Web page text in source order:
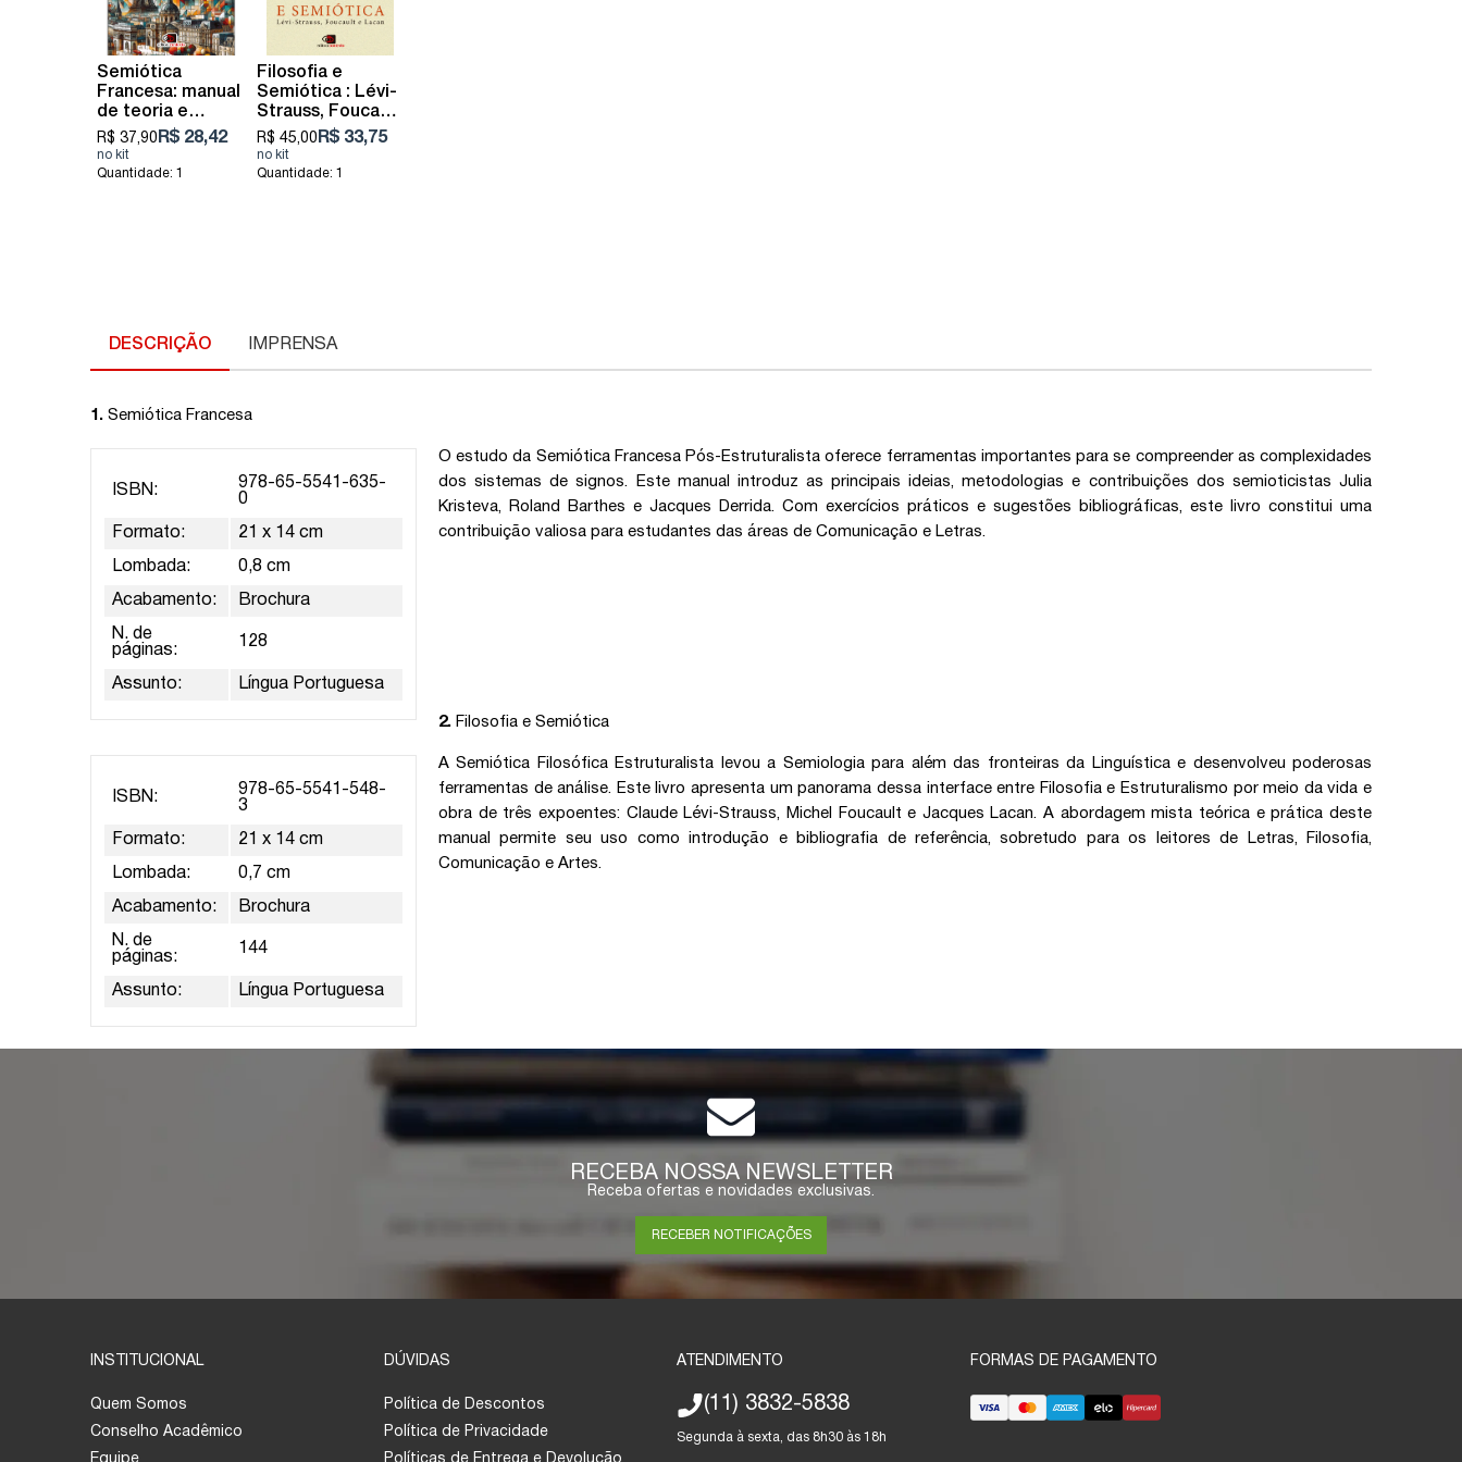
Semiótica
Francesa: manual
de teoria e
prática
R$ 37,90 R$ 28,42
Quantidade: 1
Filosofia e
Semiótica : Lévi-
Strauss, Foucault
e Lacan
R$ 45,00 R$ 33,75
Quantidade: 1
DESCRIÇÃO IMPRENSA
1. Semiótica Francesa
ISBN:
978-65-5541-635-
0
Formato: 21 x 14 cm
Lombada: 0,8 cm
Acabamento: Brochura
N. de
páginas:
128
Assunto: Língua Portuguesa
O estudo da Semiótica Francesa Pós-Estruturalista oferece ferramentas importantes para se compreender as complexidades
dos sistemas de signos. Este manual introduz as principais ideias, metodologias e contribuições dos semioticistas Julia
Kristeva, Roland Barthes e Jacques Derrida. Com exercícios práticos e sugestões bibliográficas, este livro constitui uma
contribuição valiosa para estudantes das áreas de Comunicação e Letras.
2. Filosofia e Semiótica
ISBN:
978-65-5541-548-
3
Formato: 21 x 14 cm
Lombada: 0,7 cm
Acabamento: Brochura
N. de
páginas:
144
Assunto: Língua Portuguesa
A Semiótica Filosófica Estruturalista levou a Semiologia para além das fronteiras da Linguística e desenvolveu poderosas
ferramentas de análise. Este livro apresenta um panorama dessa interface entre Filosofia e Estruturalismo por meio da vida e
obra de três expoentes: Claude Lévi-Strauss, Michel Foucault e Jacques Lacan. A abordagem mista teórica e prática deste
manual permite seu uso como introdução e bibliografia de referência, sobretudo para os leitores de Letras, Filosofia,
Comunicação e Artes.
RECEBA NOSSA NEWSLETTER
Receba ofertas e novidades exclusivas.
RECEBER NOTIFICAÇÕES
INSTITUCIONAL
Quem Somos
Conselho Acadêmico
DÚVIDAS
Política de Descontos
Política de Privacidade
ATENDIMENTO
(11) 3832-5838
Segunda à sexta, das 8h30 às 18h
FORMAS DE PAGAMENTO